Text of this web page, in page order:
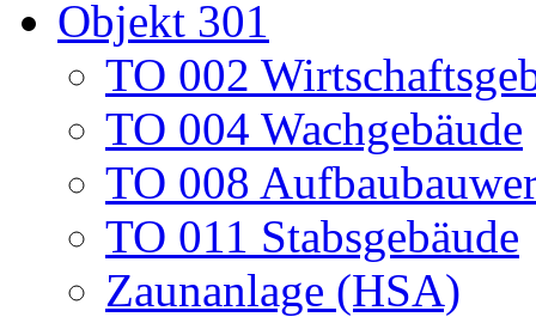
Objekt 301
TO 002
TO 004 Wachgebäude
TO 008
TO 011 Stabsgebäude
Zaunanlage (HSA)